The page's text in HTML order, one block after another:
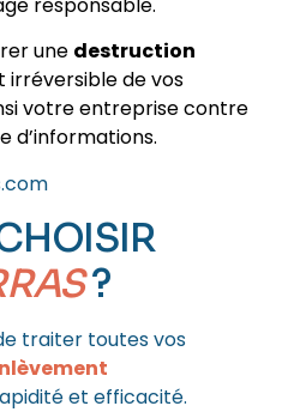
une destruction
de vos
votre entreprise contre
d’informations.
?
traiter toutes vos
et efficacité.